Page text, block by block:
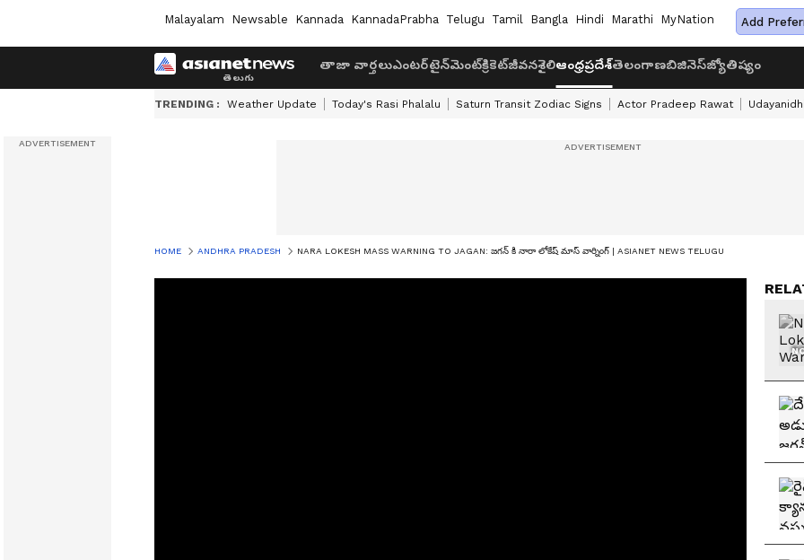
Malayalam Newsable Kannada KannadaPrabha Telugu Tamil Bangla Hindi Marathi MyNation Add
తాజా వార్తలుఎంటర్‌టైన్‌మెంట్క్రికెట్జీవనశైలిఆంధ్రప్రదేశ్తెలంగాణబిజినెస్జ్యోతిష్యం
TRENDING : Weather Update Today's Rasi Phalalu Saturn Transit Zodiac Signs Actor Pradeep Rawat
HOME ANDHRA PRADESH NARA LOKESH MASS WARNING TO JAGAN: జగన్ కి నారా లోకేష్ మాస్ వార్నింగ్ | ASIANET NEWS TELUGU